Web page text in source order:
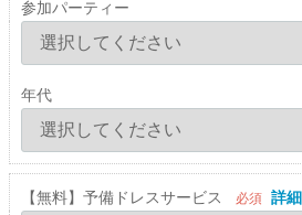
参加パーティー
年代
【無料】予備ドレスサービス 必須 詳